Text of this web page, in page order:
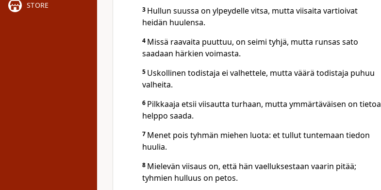
STORE 3 Hullun suussa on ylpeydelle vitsa, mutta viisaita vartioivat
heidän huulensa.
4 Missä raavaita puuttuu, on seimi tyhjä, mutta runsas sato
saadaan härkien voimasta.
5 Uskollinen todistaja ei valhettele, mutta väärä todistaja puhuu
valheita.
6 Pilkkaaja etsii viisautta turhaan, mutta ymmärtäväisen on tietoa
helppo saada.
7 Menet pois tyhmän miehen luota: et tullut tuntemaan tiedon
huulia.
8 Mielevän viisaus on, että hän vaelluksestaan vaarin pitää;
tyhmien hulluus on petos.